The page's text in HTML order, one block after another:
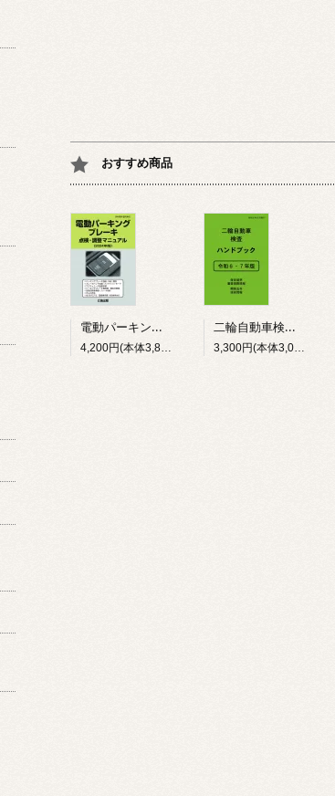
おすすめ商品
電動パーキングブレーキ点検・調整マニュアル 2024年版 二輪自動車検査ハンドブック 令和６・７年版